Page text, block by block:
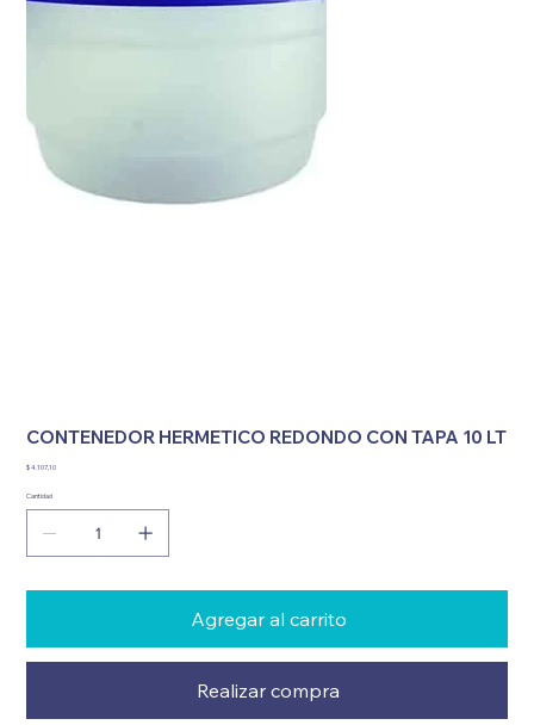
CONTENEDOR HERMETICO REDONDO CON TAPA 10 LT
Precio
$ 4.107,10
Cantidad
Agregar al carrito
Realizar compra